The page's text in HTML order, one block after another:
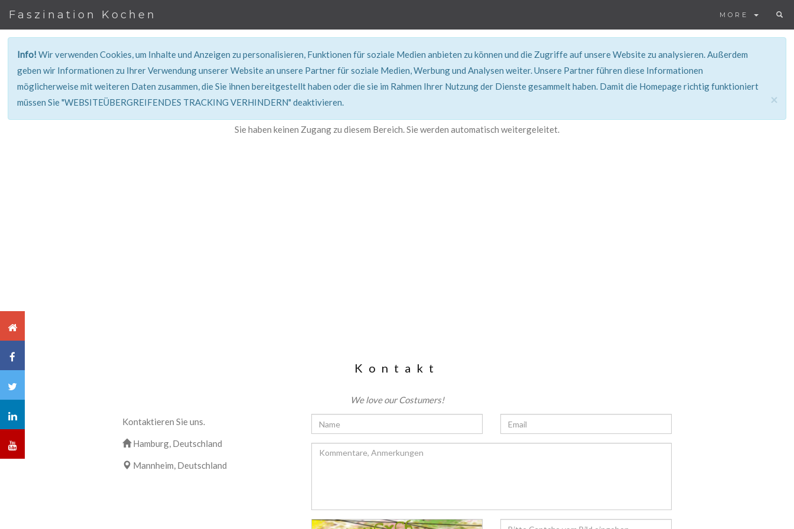
Faszination Kochen MORE
Info!Wir verwenden Cookies, um Inhalte und Anzeigen zu personalisieren, Funktionen für soziale Medien anbieten zu können und die Zugriffe auf unsere Website zu analysieren. Außerdem
geben wir Informationen zu Ihrer Verwendung unserer Website an unsere Partner für soziale Medien, Werbung und Analysen weiter. Unsere Partner führen diese Informationen
möglicherweise mit weiteren Daten zusammen, die Sie ihnen bereitgestellt haben oder die sie im Rahmen Ihrer Nutzung der Dienste gesammelt haben. Damit die Homepage richtig funktioniert
müssen Sie "WEBSITEÜBERGREIFENDES TRACKING VERHINDERN" deaktivieren.
×
401, Nicht Erlaubt
Sie haben keinen Zugang zu diesem Bereich. Sie werden automatisch weitergeleitet.
Kontakt
We love our Costumers!
Kontaktieren Sie uns.
Hamburg, Deutschland
Mannheim, Deutschland